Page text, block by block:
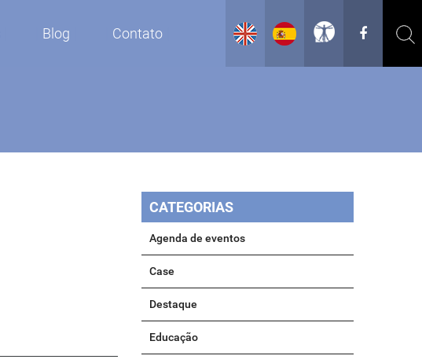
Blog Contato
CATEGORIAS
Agenda de eventos
Case
Destaque
Educação